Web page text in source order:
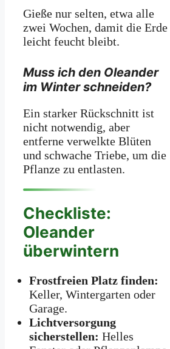
Gieße nur selten, etwa alle
zwei Wochen, damit die Erde
leicht feucht bleibt.
Muss ich den Oleander
im Winter schneiden?
Ein starker Rückschnitt ist
nicht notwendig, aber
entferne verwelkte Blüten
und schwache Triebe, um die
Pflanze zu entlasten.
Checkliste:
Oleander
überwintern
Frostfreien Platz finden:
Keller, Wintergarten oder
Garage.
Lichtversorgung
sicherstellen: Helles